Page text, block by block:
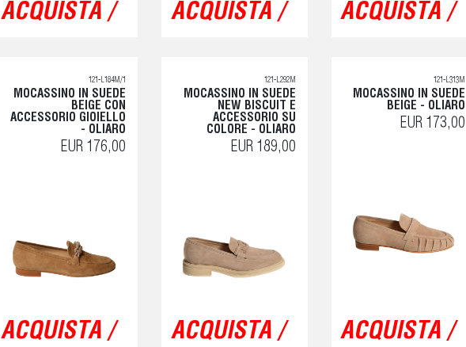
ACQUISTA / ACQUISTA / ACQUISTA /
121-L184M/1
MOCASSINO IN SUEDE
BEIGE CON
ACCESSORIO GIOIELLO
- OLIARO
EUR 176,00
ACQUISTA /
121-L292M
MOCASSINO IN SUEDE
NEW BISCUIT E
ACCESSORIO SU
COLORE - OLIARO
EUR 189,00
ACQUISTA /
121-L313M
MOCASSINO IN SUEDE
BEIGE - OLIARO
EUR 173,00
ACQUISTA /